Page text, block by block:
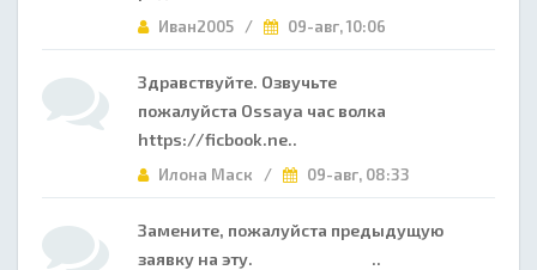
Иван2005 / 09-авг, 10:06
Здравствуйте. Озвучьте
пожалуйста Ossaya час волка
https://ficbook.ne..
Илона Маск / 09-авг, 08:33
Замените, пожалуйста предыдущую
заявку на эту. ..